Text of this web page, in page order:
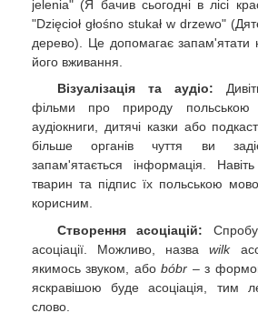
jelenia" (Я бачив сьогодні в лісі
"Dzięcioł głośno stukał w drzewo"
дерево). Це допомагає
його вживання.
Візуалізація та аудіо:
фільми про природу
аудіокниги, дитячі казки або
більше органів чуття ви
запам'ятається інформація.
тварин та підпис їх польською
корисним.
Створення асоціацій:
асоціації. Можливо, назваwilk
якимось звуком, абоbóbr – з
яскравішою буде асоціація, тим
слово.